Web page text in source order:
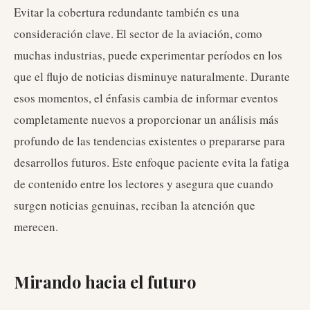
Evitar la cobertura redundante también es una
consideración clave. El sector de la aviación, como
muchas industrias, puede experimentar períodos en los
que el flujo de noticias disminuye naturalmente. Durante
esos momentos, el énfasis cambia de informar eventos
completamente nuevos a proporcionar un análisis más
profundo de las tendencias existentes o prepararse para
desarrollos futuros. Este enfoque paciente evita la fatiga
de contenido entre los lectores y asegura que cuando
surgen noticias genuinas, reciban la atención que
merecen.
Mirando hacia el futuro